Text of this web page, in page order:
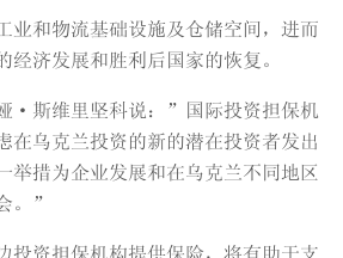
业和物流基础设施及仓储空间，进而
经济发展和胜利后国家的恢复。
·斯维里坚科说：”国际投资担保机
在乌克兰投资的新的潜在投资者发出
举措为企业发展和在乌克兰不同地区
。”
投资担保机构提供保险，将有助于支